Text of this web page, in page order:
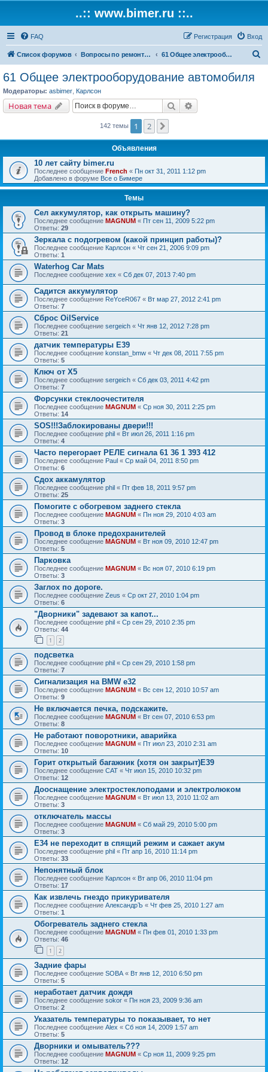
..:: www.bimer.ru ::..
FAQ Вход
Регистрация
Список форумов Вопросы по ремонту и обслуживанию BMW 61 Общее электрооборудование автомобиля
61 Общее электрооборудование автомобиля
Модераторы: asbimer Карлсон
Новая тема Поиск
142 темы 1 2
Объявления
10 лет сайту bimer.ru
Последнее сообщение French « Пн окт 31, 2011 1:12 pm
Добавлено в форуме Все о Бимере
Темы
Сел аккумулятор, как открыть машину?
Последнее сообщение MAGNUM « Пт сен 11, 2009 5:22 pm
Ответы: 29
Зеркала с подогревом (какой принцип работы)?
Последнее сообщение Карлсон « Чт сен 21, 2006 9:09 pm
Ответы: 1
Waterhog Car Mats
Последнее сообщение xex « Сб дек 07, 2013 7:40 pm
Садится аккумулятор
Последнее сообщение ReYceR067 « Вт мар 27, 2012 2:41 pm
Ответы: 7
Сброс OilService
Последнее сообщение sergeich « Чт янв 12, 2012 7:28 pm
Ответы: 21
датчик температуры Е39
Последнее сообщение konstan_bmw « Чт дек 08, 2011 7:55 pm
Ответы: 5
Ключ от Х5
Последнее сообщение sergeich « Сб дек 03, 2011 4:42 pm
Ответы: 7
Форсунки стеклоочестителя
Последнее сообщение MAGNUM « Ср ноя 30, 2011 2:25 pm
Ответы: 14
SOS!!!Заблокированы двери!!!
Последнее сообщение phil « Вт июл 26, 2011 1:16 pm
Ответы: 4
Часто перегорает РЕЛЕ сигнала 61 36 1 393 412
Последнее сообщение Paul « Ср май 04, 2011 8:50 pm
Ответы: 6
Сдох аккамулятор
Последнее сообщение phil « Пт фев 18, 2011 9:57 pm
Ответы: 25
Помогите с обогревом заднего стекла
Последнее сообщение MAGNUM « Пн ноя 29, 2010 4:03 am
Ответы: 3
Провод в блоке предохранителей
Последнее сообщение MAGNUM « Вт ноя 09, 2010 12:47 pm
Ответы: 5
Парковка
Последнее сообщение MAGNUM « Вс ноя 07, 2010 6:19 pm
Ответы: 3
Заглох по дороге.
Последнее сообщение Zeus « Ср окт 27, 2010 1:04 pm
Ответы: 6
"Дворники" задевают за капот...
Последнее сообщение phil « Ср сен 29, 2010 2:35 pm
Ответы: 44
1 2
подсветка
Последнее сообщение phil « Ср сен 29, 2010 1:58 pm
Ответы: 7
Сигнализация на BMW е32
Последнее сообщение MAGNUM « Вс сен 12, 2010 10:57 am
Ответы: 9
Не включается печка, подскажите.
Последнее сообщение MAGNUM « Вт сен 07, 2010 6:53 pm
Ответы: 8
Не работают поворотники, аварийка
Последнее сообщение MAGNUM « Пт июл 23, 2010 2:31 am
Ответы: 10
Горит открытый багажник (хотя он закрыт)E39
Последнее сообщение CAT « Чт июл 15, 2010 10:32 pm
Ответы: 12
Дооснащение электростеклоподами и электролюком
Последнее сообщение MAGNUM « Вт июл 13, 2010 11:02 am
Ответы: 3
отключатель массы
Последнее сообщение MAGNUM « Сб май 29, 2010 5:00 pm
Ответы: 3
Е34 не переходит в спящий режим и сажает акум
Последнее сообщение phil « Пт апр 16, 2010 11:14 pm
Ответы: 33
Непонятный блок
Последнее сообщение Карлсон « Вт апр 06, 2010 11:04 pm
Ответы: 17
Как извлечь гнездо прикуривателя
Последнее сообщение АлександрЪ « Чт фев 25, 2010 1:27 am
Ответы: 1
Обогреватель заднего стекла
Последнее сообщение MAGNUM « Пн фев 01, 2010 1:33 pm
Ответы: 46
1 2
Задние фары
Последнее сообщение SOBA « Вт янв 12, 2010 6:50 pm
Ответы: 5
неработает датчик дождя
Последнее сообщение sokor « Пн ноя 23, 2009 9:36 am
Ответы: 2
Указатель температуры то показывает, то нет
Последнее сообщение Alex « Сб ноя 14, 2009 1:57 am
Ответы: 5
Дворники и омыватель???
Последнее сообщение MAGNUM « Ср ноя 11, 2009 9:25 pm
Ответы: 12